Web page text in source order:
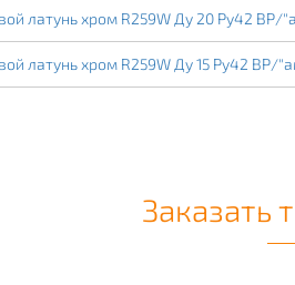
латунь хром R259W Ду 20 Ру42 ВР/
латунь хром R259W Ду 15 Ру42 ВР/
Заказать